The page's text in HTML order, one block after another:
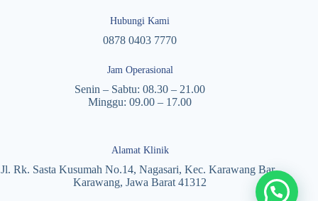
Hubungi Kami
0878 0403 7770
Jam Operasional
Senin – Sabtu: 08.30 – 21.00
Minggu: 09.00 – 17.00
Alamat Klinik
Jl. Rk. Sasta Kusumah No.14, Nagasari, Kec. Karawang Bar.,
Karawang, Jawa Barat 41312